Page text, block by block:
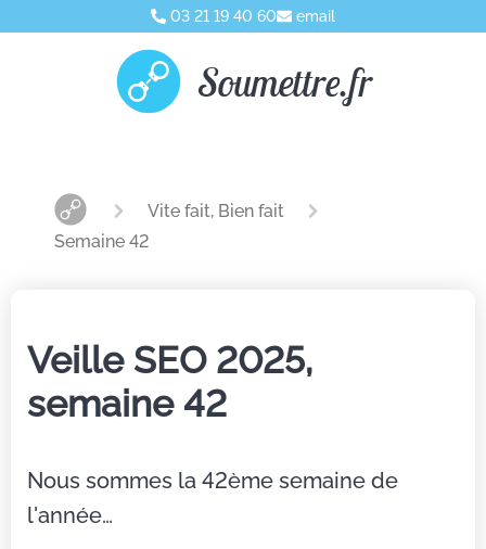
03 21 19 40 60 email
Soumettre.fr
Vite fait, Bien fait
Semaine 42
Veille SEO 2025,
semaine 42
Nous sommes la 42ème semaine de
l'année…